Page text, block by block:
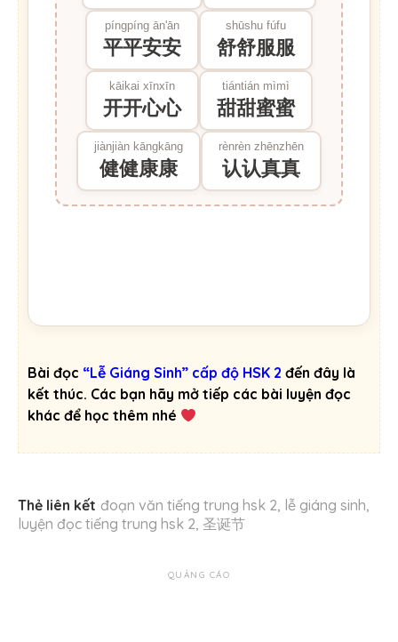
píngpíng ān'ān
平平安安
shūshu fúfu
舒舒服服
kāikai xīnxīn
开开心心
tiántián mìmì
甜甜蜜蜜
jiànjiàn kāngkāng
健健康康
rènrèn zhēnzhēn
认认真真
Bài đọc “Lễ Giáng Sinh” cấp độ HSK 2 đến đây là
kết thúc. Các bạn hãy mở tiếp các bài luyện đọc
khác để học thêm nhé
Thẻ liên kết đoạn văn tiếng trung hsk 2, lễ giáng sinh,
luyện đọc tiếng trung hsk 2, 圣诞节
QUẢNG CÁO